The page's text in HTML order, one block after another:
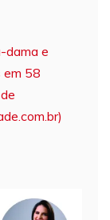
dama e
em 58